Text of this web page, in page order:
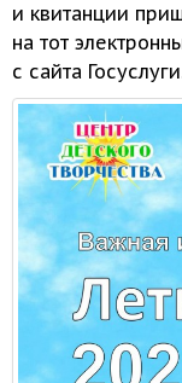
и квитанции
на тот
с сайта